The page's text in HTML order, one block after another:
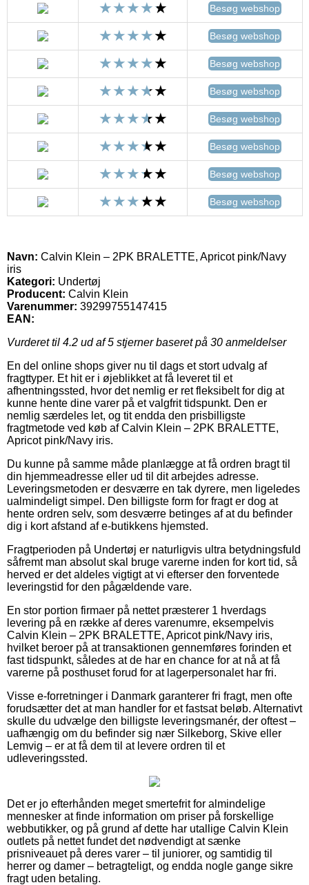
Besøg webshop
Besøg webshop
Besøg webshop
Besøg webshop
Besøg webshop
Besøg webshop
Besøg webshop
Besøg webshop
Navn: Calvin Klein – 2PK BRALETTE, Apricot pink/Navy
iris
Kategori: Undertøj
Producent: Calvin Klein
Varenummer: 39299755147415
EAN:
Vurderet til 4.2 ud af 5 stjerner baseret på 30 anmeldelser
En del online shops giver nu til dags et stort udvalg af
fragttyper. Et hit er i øjeblikket at få leveret til et
afhentningssted, hvor det nemlig er ret fleksibelt for dig at
kunne hente dine varer på et valgfrit tidspunkt. Den er
nemlig særdeles let, og tit endda den prisbilligste
fragtmetode ved køb af Calvin Klein – 2PK BRALETTE,
Apricot pink/Navy iris.
Du kunne på samme måde planlægge at få ordren bragt til
din hjemmeadresse eller ud til dit arbejdes adresse.
Leveringsmetoden er desværre en tak dyrere, men ligeledes
ualmindeligt simpel. Den billigste form for fragt er dog at
hente ordren selv, som desværre betinges af at du befinder
dig i kort afstand af e-butikkens hjemsted.
Fragtperioden på Undertøj er naturligvis ultra betydningsfuld
såfremt man absolut skal bruge varerne inden for kort tid, så
herved er det aldeles vigtigt at vi efterser den forventede
leveringstid for den pågældende vare.
En stor portion firmaer på nettet præsterer 1 hverdags
levering på en række af deres varenumre, eksempelvis
Calvin Klein – 2PK BRALETTE, Apricot pink/Navy iris,
hvilket beroer på at transaktionen gennemføres forinden et
fast tidspunkt, således at de har en chance for at nå at få
varerne på posthuset forud for at lagerpersonalet har fri.
Visse e-forretninger i Danmark garanterer fri fragt, men ofte
forudsætter det at man handler for et fastsat beløb. Alternativt
skulle du udvælge den billigste leveringsmanér, der oftest –
uafhængig om du befinder sig nær Silkeborg, Skive eller
Lemvig – er at få dem til at levere ordren til et
udleveringssted.
Det er jo efterhånden meget smertefrit for almindelige
mennesker at finde information om priser på forskellige
webbutikker, og på grund af dette har utallige Calvin Klein
outlets på nettet fundet det nødvendigt at sænke
prisniveauet på deres varer – til juniorer, og samtidig til
herrer og damer – betragteligt, og endda nogle gange sikre
fragt uden betaling.